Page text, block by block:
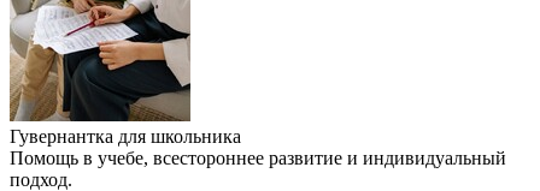
Гувернантка для школьника
Помощь в учебе, всестороннее развитие и индивидуальный
подход.